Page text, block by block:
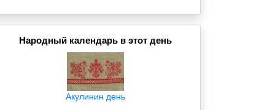
Народный календарь в этот день
Акулинин день